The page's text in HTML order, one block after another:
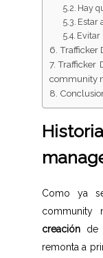
Hay
Estar
Evitar
Trafficker
Trafficker
community
Como ya
community
creaciónde
remonta a